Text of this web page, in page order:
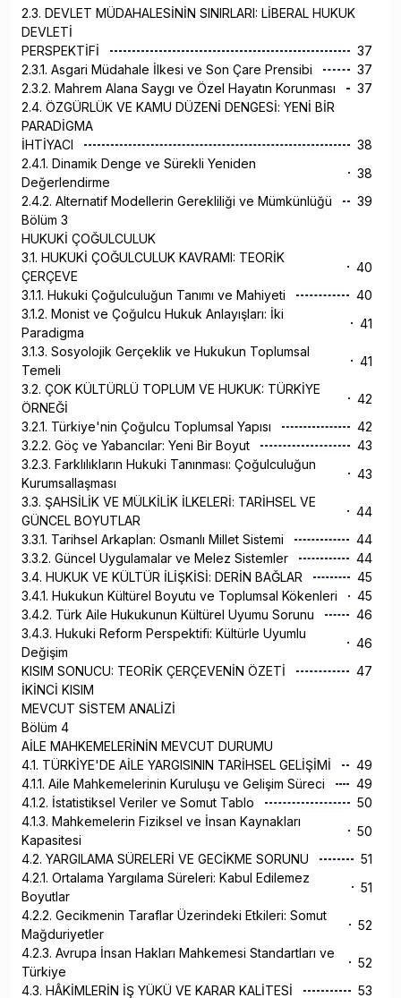
2.3. DEVLET MÜDAHALESİNİN SINIRLARI: LİBERAL HUKUK
DEVLETİ
PERSPEKTİFİ
37
2.3.1. Asgari Müdahale İlkesi ve Son Çare Prensibi
37
2.3.2. Mahrem Alana Saygı ve Özel Hayatın Korunması
37
2.4. ÖZGÜRLÜK VE KAMU DÜZENİ DENGESİ: YENİ BİR
PARADİGMA
İHTİYACI
38
2.4.1. Dinamik Denge ve Sürekli Yeniden
Değerlendirme
38
2.4.2. Alternatif Modellerin Gerekliliği ve Mümkünlüğü
39
Bölüm 3
HUKUKİ ÇOĞULCULUK
3.1. HUKUKİ ÇOĞULCULUK KAVRAMI: TEORİK
ÇERÇEVE
40
3.1.1. Hukuki Çoğulculuğun Tanımı ve Mahiyeti
40
3.1.2. Monist ve Çoğulcu Hukuk Anlayışları: İki
Paradigma
41
3.1.3. Sosyolojik Gerçeklik ve Hukukun Toplumsal
Temeli
41
3.2. ÇOK KÜLTÜRLÜ TOPLUM VE HUKUK: TÜRKİYE
ÖRNEĞİ
42
3.2.1. Türkiye'nin Çoğulcu Toplumsal Yapısı
42
3.2.2. Göç ve Yabancılar: Yeni Bir Boyut
43
3.2.3. Farklılıkların Hukuki Tanınması: Çoğulculuğun
Kurumsallaşması
43
3.3. ŞAHSİLİK VE MÜLKİLİK İLKELERİ: TARİHSEL VE
GÜNCEL BOYUTLAR
44
3.3.1. Tarihsel Arkaplan: Osmanlı Millet Sistemi
44
3.3.2. Güncel Uygulamalar ve Melez Sistemler
44
3.4. HUKUK VE KÜLTÜR İLİŞKİSİ: DERİN BAĞLAR
45
3.4.1. Hukukun Kültürel Boyutu ve Toplumsal Kökenleri
45
3.4.2. Türk Aile Hukukunun Kültürel Uyumu Sorunu
46
3.4.3. Hukuki Reform Perspektifi: Kültürle Uyumlu
Değişim
46
KISIM SONUCU: TEORİK ÇERÇEVENİN ÖZETİ
47
İKİNCİ KISIM
MEVCUT SİSTEM ANALİZİ
Bölüm 4
AİLE MAHKEMELERİNİN MEVCUT DURUMU
4.1. TÜRKİYE'DE AİLE YARGISININ TARİHSEL GELİŞİMİ
49
4.1.1. Aile Mahkemelerinin Kuruluşu ve Gelişim Süreci
49
4.1.2. İstatistiksel Veriler ve Somut Tablo
50
4.1.3. Mahkemelerin Fiziksel ve İnsan Kaynakları
Kapasitesi
50
4.2. YARGILAMA SÜRELERİ VE GECİKME SORUNU
51
4.2.1. Ortalama Yargılama Süreleri: Kabul Edilemez
Boyutlar
51
4.2.2. Gecikmenin Taraflar Üzerindeki Etkileri: Somut
Mağduriyetler
52
4.2.3. Avrupa İnsan Hakları Mahkemesi Standartları ve
Türkiye
52
4.3. HÂKİMLERİN İŞ YÜKÜ VE KARAR KALİTESİ
53